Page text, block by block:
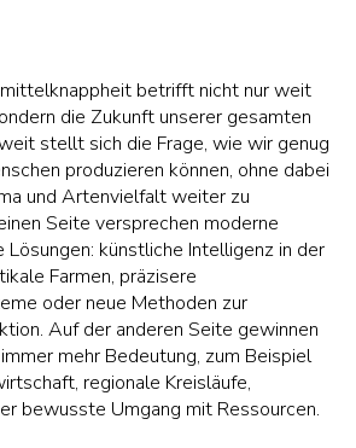
betrifft nicht nur weit
die Zukunft unserer gesamten
stellt sich die Frage, wie wir genug
produzieren können, ohne dabei
und Artenvielfalt weiter zu
Seite versprechen moderne
Lösungen: künstliche Intelligenz in der
Farmen, präzisere
oder neue Methoden zur
Auf der anderen Seite gewinnen
mehr Bedeutung, zum Beispiel
regionale Kreisläufe,
bewusste Umgang mit Ressourcen.